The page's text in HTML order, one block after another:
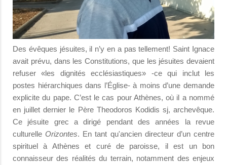
Des évêques jésuites, il n’y en a pas tellement! Saint Ignace
avait prévu, dans les Constitutions, que les jésuites devaient
refuser «les dignités ecclésiastiques» -ce qui inclut les
postes hiérarchiques dans l’Église- à moins d’une demande
explicite du pape. C’est le cas pour Athènes, où il a nommé
en juillet dernier le Père Theodoros Kodidis sj, archevêque.
Ce jésuite grec a dirigé pendant des années la revue
culturelleOrizontes. En tant qu'ancien directeur d’un centre
spirituel à Athènes et curé de paroisse, il est un bon
connaisseur des réalités du terrain, notamment des enjeux